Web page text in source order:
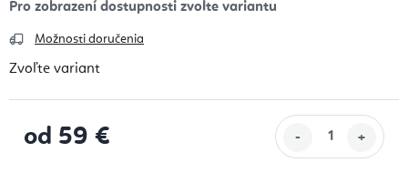
Možnosti doručenia
Zvoľte variant
od 59 €